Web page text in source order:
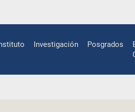
Investigación Posgrados